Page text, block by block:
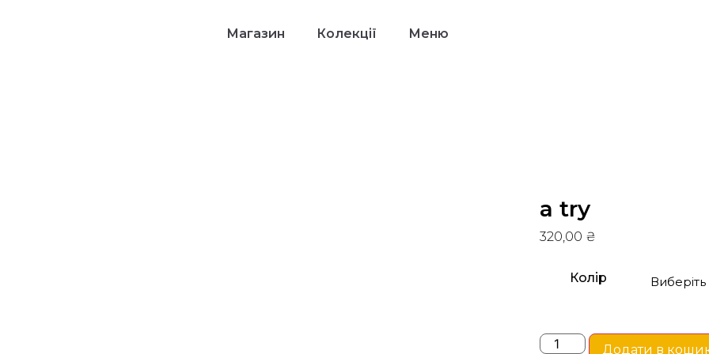
Магазин Колекції Меню
a try
320,00 ₴
Колір
Додати в